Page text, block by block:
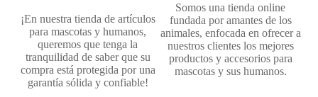
¡En nuestra tienda de artículos
para mascotas y humanos,
queremos que tenga la
tranquilidad de saber que su
compra está protegida por una
garantía sólida y confiable!
Somos una tienda online
fundada por amantes de los
animales, enfocada en ofrecer a
nuestros clientes los mejores
productos y accesorios para
mascotas y sus humanos.